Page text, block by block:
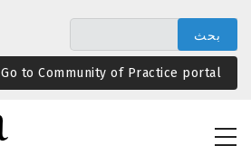
المحتوى
الرئيسيGo to Community of Practice portal